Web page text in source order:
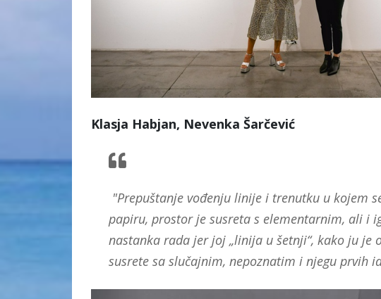
Klasja Habjan, Nevenka Šarčević
"Prepuštanje vođenju linije i trenutku u kojem
papiru, prostor je susreta s elementarnim, ali i
nastanka rada jer joj „linija u šetnji“, kako ju je
susrete sa slučajnim, nepoznatim i njegu prvih